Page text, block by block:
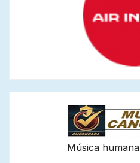
Música humana